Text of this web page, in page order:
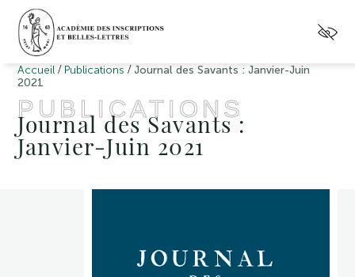
Accueil / Publications /Journal des Savants : Janvier-Juin
2021
PUBLICATIONS
Journal des Savants :
Janvier-Juin 2021